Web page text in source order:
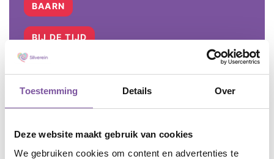
Toestemming Details Over
Deze website maakt gebruik van cookies
We gebruiken cookies om content en advertenties te
BAARN
BIJ DE TIJD
DE VIJVER
MOLENSCHOT